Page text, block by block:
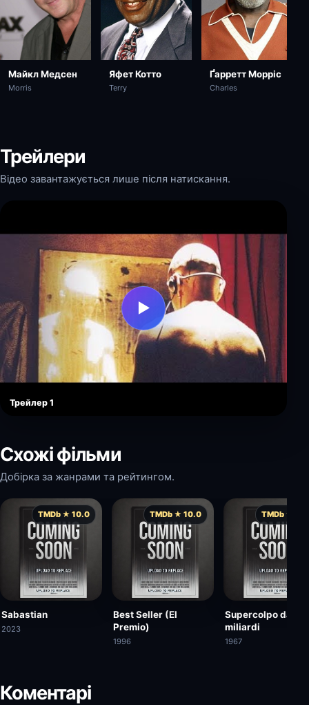
Майкл Медсен
Morris
Яфет Котто
Terry
Ґарретт Морріс
Charles
Трейлери
Відео завантажується лише після натискання.
▶
Трейлер 1
Схожі фільми
Добірка за жанрами та рейтингом.
TMDb ★ 10.0
Sabastian
2023
TMDb ★ 10.0
Best Seller (El
Premio)
1996
TMDb ★
Supercolpo da 7
miliardi
1967
Коментарі